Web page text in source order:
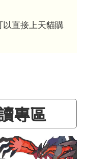
直接上天貓購
專區